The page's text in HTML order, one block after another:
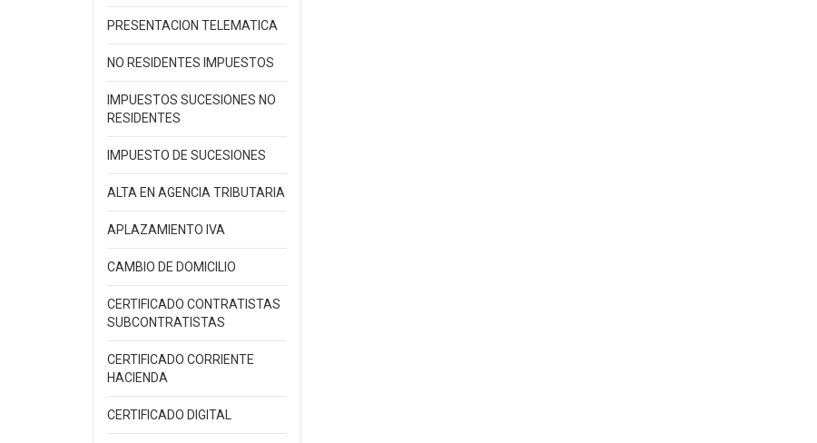
PRESENTACION TELEMATICA
NO RESIDENTES IMPUESTOS
IMPUESTOS SUCESIONES NO
RESIDENTES
IMPUESTO DE SUCESIONES
ALTA EN AGENCIA TRIBUTARIA
APLAZAMIENTO IVA
CAMBIO DE DOMICILIO
CERTIFICADO CONTRATISTAS
SUBCONTRATISTAS
CERTIFICADO CORRIENTE
HACIENDA
CERTIFICADO DIGITAL